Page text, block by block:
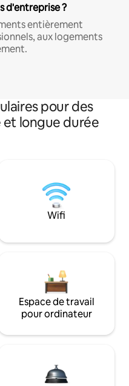
d'entreprise ?
entièrement
aux logements
pour des
longue durée
Wifi
Espace de travail
pour ordinateur